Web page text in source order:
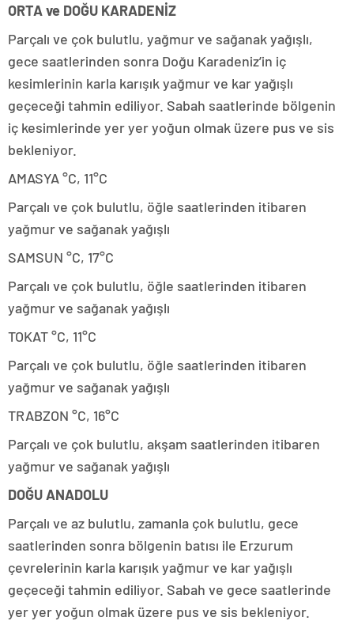
ORTA ve DOĞU KARADENİZ
Parçalı ve çok bulutlu, yağmur ve sağanak yağışlı,
gece saatlerinden sonra Doğu Karadeniz’in iç
kesimlerinin karla karışık yağmur ve kar yağışlı
geçeceği tahmin ediliyor. Sabah saatlerinde bölgenin
iç kesimlerinde yer yer yoğun olmak üzere pus ve sis
bekleniyor.
AMASYA °C, 11°C
Parçalı ve çok bulutlu, öğle saatlerinden itibaren
yağmur ve sağanak yağışlı
SAMSUN °C, 17°C
Parçalı ve çok bulutlu, öğle saatlerinden itibaren
yağmur ve sağanak yağışlı
TOKAT °C, 11°C
Parçalı ve çok bulutlu, öğle saatlerinden itibaren
yağmur ve sağanak yağışlı
TRABZON °C, 16°C
Parçalı ve çok bulutlu, akşam saatlerinden itibaren
yağmur ve sağanak yağışlı
DOĞU ANADOLU
Parçalı ve az bulutlu, zamanla çok bulutlu, gece
saatlerinden sonra bölgenin batısı ile Erzurum
çevrelerinin karla karışık yağmur ve kar yağışlı
geçeceği tahmin ediliyor. Sabah ve gece saatlerinde
yer yer yoğun olmak üzere pus ve sis bekleniyor.